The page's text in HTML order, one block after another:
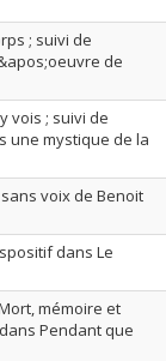
; suivi de
de
vois ; suivi de
une mystique de la
voix de Benoit
dans Le
mémoire et
Pendant que